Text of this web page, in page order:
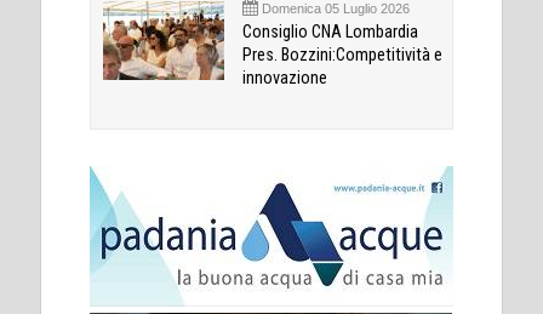
Domenica 05 Luglio 2026
Consiglio CNA Lombardia
Pres. Bozzini:Competitività e
innovazione